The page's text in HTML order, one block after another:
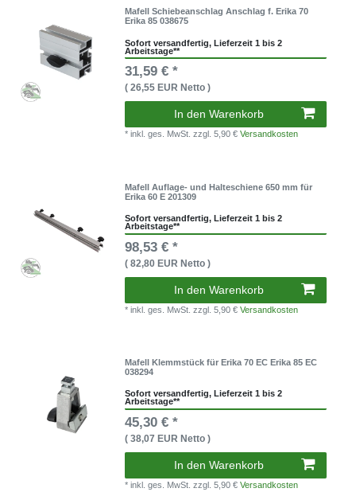
Mafell Schiebeanschlag Anschlag f. Erika 70
Erika 85 038675
Sofort versandfertig, Lieferzeit 1 bis 2
Arbeitstage**
31,59 € *
( 26,55 EUR Netto )
In den Warenkorb
* inkl. ges. MwSt.zzgl. 5,90 €Versandkosten
Mafell Auflage- und Halteschiene 650 mm für
Erika 60 E 201309
Sofort versandfertig, Lieferzeit 1 bis 2
Arbeitstage**
98,53 € *
( 82,80 EUR Netto )
In den Warenkorb
* inkl. ges. MwSt.zzgl. 5,90 €Versandkosten
Mafell Klemmstück für Erika 70 EC Erika 85 EC
038294
Sofort versandfertig, Lieferzeit 1 bis 2
Arbeitstage**
45,30 € *
( 38,07 EUR Netto )
In den Warenkorb
* inkl. ges. MwSt.zzgl. 5,90 €Versandkosten